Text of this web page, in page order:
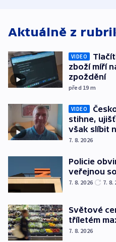
Aktuálně z
VIDEO
zboží míří
zpoždění
před 19 m
VIDEO
stihne,
však slíbit
7. 8. 2026
Policie
veřejnou
7. 8. 2026 7. 8.
Světové
tříletém
7. 8. 2026